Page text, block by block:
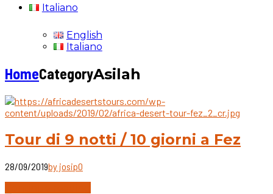
Italiano
English
Italiano
HomeCategoryAsilah
Tour di 9 notti / 10 giorni a Fez
28/09/2019by josip0